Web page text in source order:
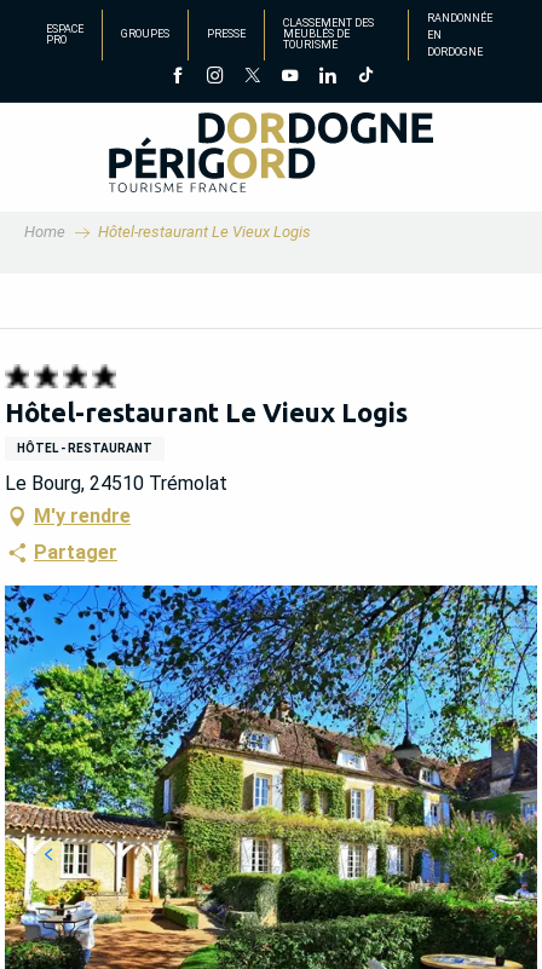
principal
ESPACE
PRO
GROUPES PRESSE
CLASSEMENT DES
MEUBLÉS DE
TOURISME
RANDONNÉE
EN
DORDOGNE
Home Hôtel-restaurant Le Vieux Logis
Hôtel-restaurant Le Vieux Logis
HÔTEL - RESTAURANT
Le Bourg, 24510 Trémolat
M'y rendre
Partager